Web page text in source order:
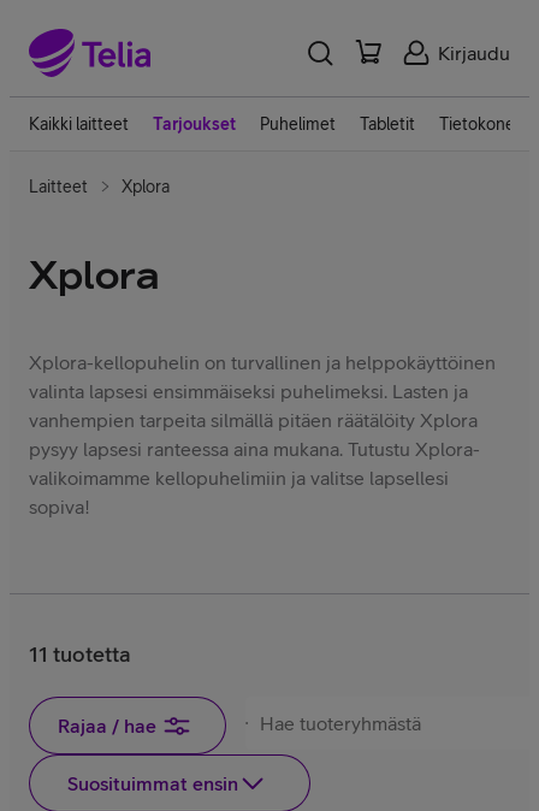
Kirjaudu
Kaikki laitteet Tarjoukset Puhelimet Tabletit Tietokoneet
Laitteet Xplora
Xplora
Xplora-kellopuhelin on turvallinen ja helppokäyttöinen
valinta lapsesi ensimmäiseksi puhelimeksi. Lasten ja
vanhempien tarpeita silmällä pitäen räätälöity Xplora
pysyy lapsesi ranteessa aina mukana. Tutustu Xplora-
valikoimamme kellopuhelimiin ja valitse lapsellesi
sopiva!
11 tuotetta
Rajaa / hae
Suosituimmat ensin